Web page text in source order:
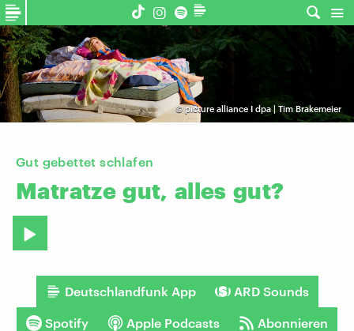
© picture alliance I dpa | Tim Brakemeier
Gut gebettet schlafen
Matratze gut, alles gut?
Deutschlandfunk App ARD Sounds
Spotify Apple Podcasts Abonnieren